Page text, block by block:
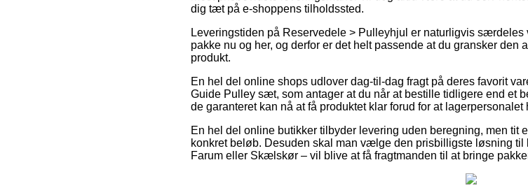
dig tæt på e-shoppens tilholdssted.
Leveringstiden på Reservedele > Pulleyhjul er naturligvis
pakke nu og her, og derfor er det helt passende at du gransker den
produkt.
En hel del online shops udlover dag-til-dag fragt på deres favorit
Guide Pulley sæt, som antager at du når at bestille tidligere end et
de garanteret kan nå at få produktet klar forud for at lagerpersonalet
En hel del online butikker tilbyder levering uden beregning, men tit
konkret beløb. Desuden skal man vælge den prisbilligste løsning
Farum eller Skælskør – vil blive at få fragtmanden til at bringe